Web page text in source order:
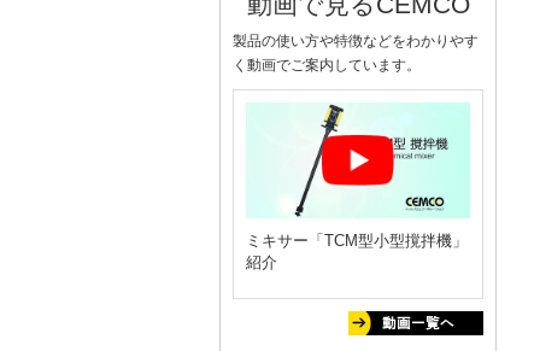
製品の使い方や特徴などをわかりやす
く動画でご案内しています。
ミキサー「TCM型小型撹拌機」
紹介